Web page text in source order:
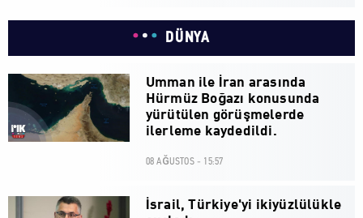
DÜNYA
Umman ile İran arasında
Hürmüz Boğazı konusunda
yürütülen görüşmelerde
ilerleme kaydedildi.
08 AĞUSTOS - 15:57
İsrail, Türkiye'yi ikiyüzlülükle